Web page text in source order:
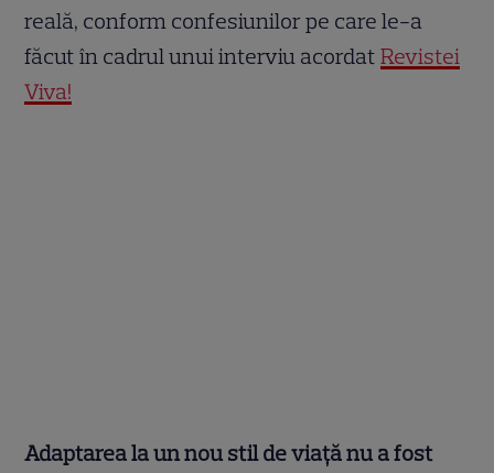
reală, conform confesiunilor pe care le-a
făcut în cadrul unui interviu acordatRevistei
Viva!
Adaptarea la un nou stil de viață nu a fost